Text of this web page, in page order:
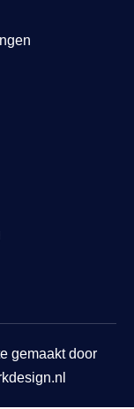
gemaakt door